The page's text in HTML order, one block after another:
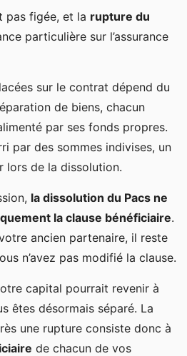
pas figée, et la rupture du
particulière sur l’assurance
sur le contrat dépend du
de biens, chacun
par ses fonds propres.
par des sommes indivises, un
lors de la dissolution.
la dissolution du Pacs ne
la clause bénéficiaire.
ancien partenaire, il reste
n’avez pas modifié la clause.
capital pourrait revenir à
êtes désormais séparé. La
une rupture consiste donc à
de chacun de vos